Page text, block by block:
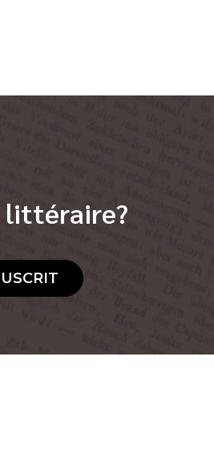
littéraire?